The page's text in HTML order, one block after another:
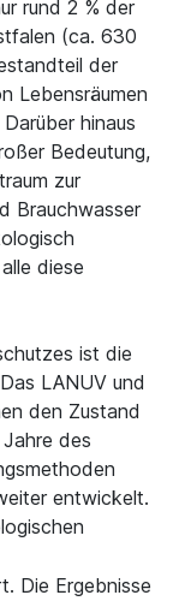
rund 2 % der
(ca. 630
der
Lebensräumen
hinaus
Bedeutung,
zur
Brauchwasser
diese
ist die
LANUV und
den Zustand
des
entwickelt.
Die Ergebnisse